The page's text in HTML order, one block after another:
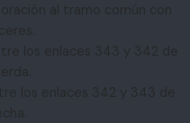
al tramo común con
los enlaces 343 y 342 de
los enlaces 342 y 343 de